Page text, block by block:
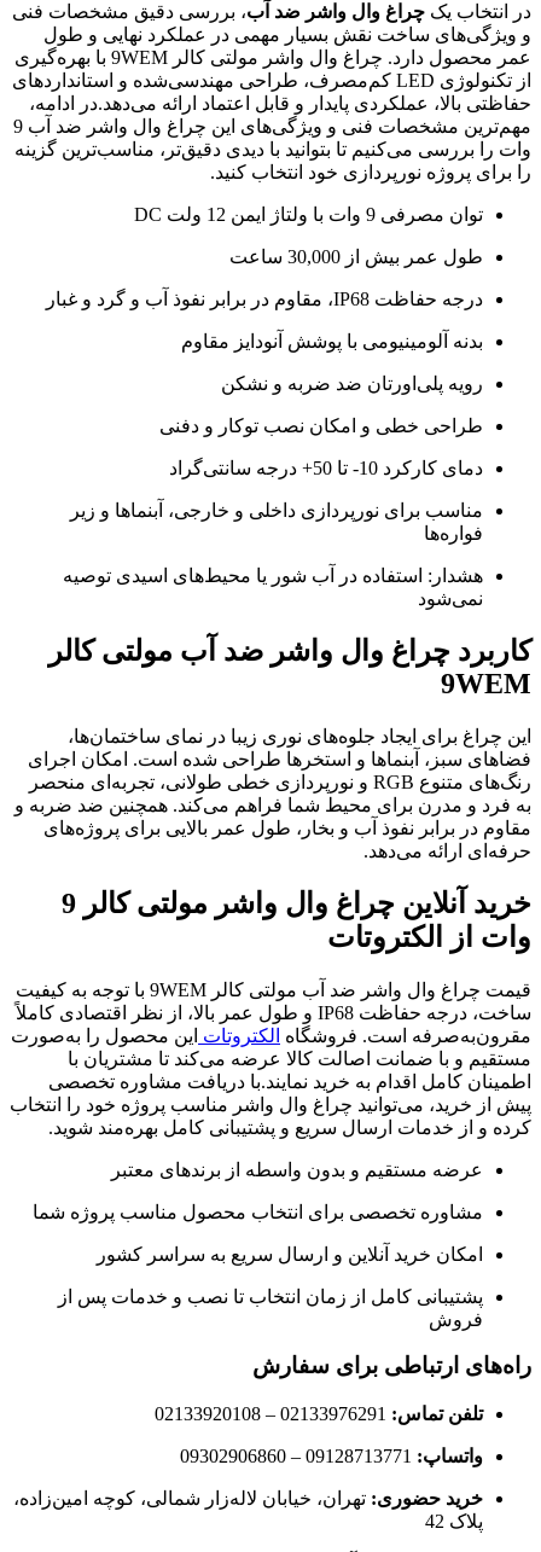
در انتخاب یک چراغ وال واشر ضد آب، بررسی دقیق مشخصات فنی
و ویژگی‌های ساخت نقش بسیار مهمی در عملکرد نهایی و طول
عمر محصول دارد. چراغ وال واشر مولتی کالر 9WEM با بهره‌گیری
از تکنولوژی LED کم‌مصرف، طراحی مهندسی‌شده و استانداردهای
حفاظتی بالا، عملکردی پایدار و قابل اعتماد ارائه می‌دهد.در ادامه،
مهم‌ترین مشخصات فنی و ویژگی‌های این چراغ وال واشر ضد آب 9
وات را بررسی می‌کنیم تا بتوانید با دیدی دقیق‌تر، مناسب‌ترین گزینه
را برای پروژه نورپردازی خود انتخاب کنید.
توان مصرفی 9 وات با ولتاژ ایمن 12 ولت DC
طول عمر بیش از 30,000 ساعت
درجه حفاظت IP68، مقاوم در برابر نفوذ آب و گرد و غبار
بدنه آلومینیومی با پوشش آنودایز مقاوم
رویه پلی‌اورتان ضد ضربه و نشکن
طراحی خطی و امکان نصب توکار و دفنی
دمای کارکرد 10- تا 50+ درجه سانتی‌گراد
مناسب برای نورپردازی داخلی و خارجی، آبنماها و زیر
فواره‌ها
هشدار: استفاده در آب شور یا محیط‌های اسیدی توصیه
نمی‌شود
کاربرد چراغ وال واشر ضد آب مولتی کالر
9WEM
این چراغ برای ایجاد جلوه‌های نوری زیبا در نمای ساختمان‌ها،
فضاهای سبز، آبنماها و استخرها طراحی شده است. امکان اجرای
رنگ‌های متنوع RGB و نورپردازی خطی طولانی، تجربه‌ای منحصر
به فرد و مدرن برای محیط شما فراهم می‌کند. همچنین ضد ضربه و
مقاوم در برابر نفوذ آب و بخار، طول عمر بالایی برای پروژه‌های
حرفه‌ای ارائه می‌دهد.
خرید آنلاین چراغ وال واشر مولتی کالر 9
وات از الکتروتات
قیمت چراغ وال واشر ضد آب مولتی کالر 9WEM با توجه به کیفیت
ساخت، درجه حفاظت IP68 و طول عمر بالا، از نظر اقتصادی کاملاً
مقرون‌به‌صرفه است. فروشگاه الکتروتات این محصول را به‌صورت
مستقیم و با ضمانت اصالت کالا عرضه می‌کند تا مشتریان با
اطمینان کامل اقدام به خرید نمایند.با دریافت مشاوره تخصصی
پیش از خرید، می‌توانید چراغ وال واشر مناسب پروژه خود را انتخاب
کرده و از خدمات ارسال سریع و پشتیبانی کامل بهره‌مند شوید.
عرضه مستقیم و بدون واسطه از برندهای معتبر
مشاوره تخصصی برای انتخاب محصول مناسب پروژه شما
امکان خرید آنلاین و ارسال سریع به سراسر کشور
پشتیبانی کامل از زمان انتخاب تا نصب و خدمات پس از
فروش
راه‌های ارتباطی برای سفارش
تلفن تماس:
واتساپ:
خرید حضوری: تهران، خیابان لاله‌زار شمالی، کوچه امین‌زاده،
پلاک 42